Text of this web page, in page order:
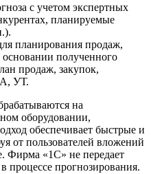
с учетом экспертных
планируемые
планирования продаж,
основании полученного
продаж, закупок,
УТ.
на
оборудовании,
обеспечивает быстрые и
от пользователей вложений
Фирма «1С» не передает
процессе прогнозирования.